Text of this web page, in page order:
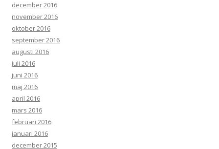
december 2016
november 2016
oktober 2016
september 2016
augusti 2016
juli 2016
juni 2016
maj 2016
april 2016
mars 2016
februari 2016
januari 2016
december 2015